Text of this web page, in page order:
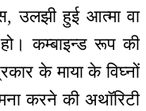
उलझी हुई आत्मा वा
कम्बाइन्ड रूप की
के माया के विघ्नों
करने की अथॉरिटी